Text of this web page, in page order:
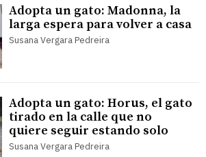
Adopta un gato: Madonna, la
larga espera para volver a casa
Susana Vergara Pedreira
Adopta un gato: Horus, el gato
tirado en la calle que no
quiere seguir estando solo
Susana Vergara Pedreira